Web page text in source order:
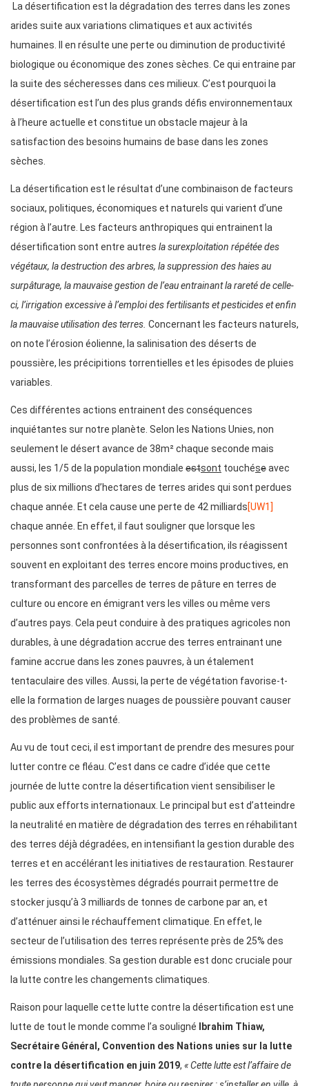
La désertification est la dégradation des terres dans les zones
arides suite aux variations climatiques et aux activités
humaines. Il en résulte une perte ou diminution de productivité
biologique ou économique des zones sèches. Ce qui entraine par
la suite des sécheresses dans ces milieux. C’est pourquoi la
désertification est l’un des plus grands défis environnementaux
à l’heure actuelle et constitue un obstacle majeur à la
satisfaction des besoins humains de base dans les zones
sèches.
La désertification est le résultat d’une combinaison de facteurs
sociaux, politiques, économiques et naturels qui varient d’une
région à l’autre. Les facteurs anthropiques qui entrainent la
désertification sont entre autres la surexploitation répétée des
végétaux, la destruction des arbres, la suppression des haies au
surpâturage, la mauvaise gestion de l’eau entrainant la rareté de celle-
ci, l’irrigation excessive à l’emploi des fertilisants et pesticides et enfin
la mauvaise utilisation des terres. Concernant les facteurs naturels,
on note l’érosion éolienne, la salinisation des déserts de
poussière, les précipitions torrentielles et les épisodes de pluies
variables.
Ces différentes actions entrainent des conséquences
inquiétantes sur notre planète. Selon les Nations Unies, non
seulement le désert avance de 38m² chaque seconde mais
aussi, les 1/5 de la population mondiale estsont touchéseavec
plus de six millions d’hectares de terres arides qui sont perdues
chaque année. Et cela cause une perte de 42milliards[UW1]
chaque année. En effet, il faut souligner que lorsque les
personnes sont confrontées à la désertification, ils réagissent
souvent en exploitant des terres encore moins productives, en
transformant des parcelles de terres de pâture en terres de
culture ou encore en émigrant vers les villes ou même vers
d’autres pays. Cela peut conduire à des pratiques agricoles non
durables, à une dégradation accrue des terres entrainant une
famine accrue dans les zones pauvres, à un étalement
tentaculaire des villes. Aussi, la perte de végétation favorise-t-
elle la formation de larges nuages de poussière pouvant causer
des problèmes de santé.
Au vu de tout ceci, il est important de prendre des mesures pour
lutter contre ce fléau. C’est dans ce cadre d’idée que cette
journée de lutte contre la désertification vient sensibiliser le
public aux efforts internationaux. Le principal but est d’atteindre
la neutralité en matière de dégradation des terres en réhabilitant
des terres déjà dégradées, en intensifiant la gestion durable des
terres et en accélérant les initiatives de restauration. Restaurer
les terres des écosystèmes dégradés pourrait permettre de
stocker jusqu’à 3 milliards de tonnes de carbone par an, et
d’atténuer ainsi le réchauffement climatique. En effet, le
secteur de l’utilisation des terres représente près de 25% des
émissions mondiales. Sa gestion durable est donc cruciale pour
la lutte contre les changements climatiques.
Raison pour laquelle cette lutte contre la désertification est une
lutte de tout le monde comme l’a souligné
Ibrahim Thiaw,
Secrétaire Général, Convention des Nations unies sur la lutte
contre la désertification en juin 2019, « Cette lutte est l’affaire de